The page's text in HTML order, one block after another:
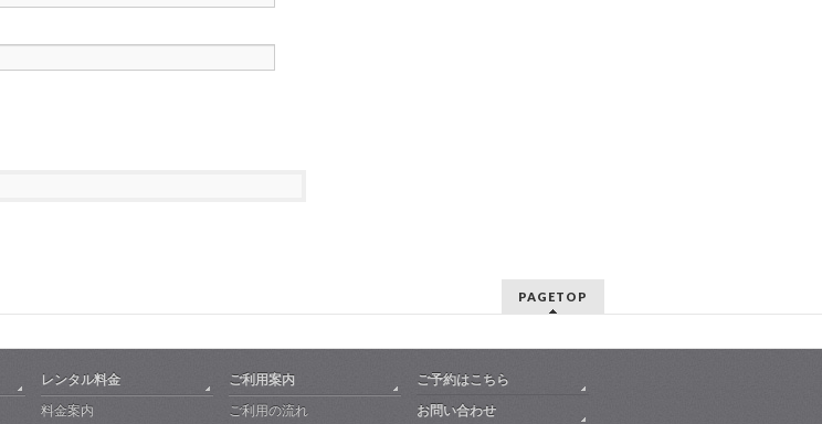
PAGETOP
レンタル料金
料金案内
ご利用案内
ご利用の流れ
ご予約はこちら
お問い合わせ